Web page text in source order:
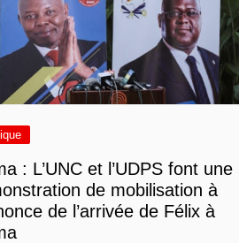
: L’UNC et l’UDPS font une
de mobilisation à
de l’arrivée de Félix à